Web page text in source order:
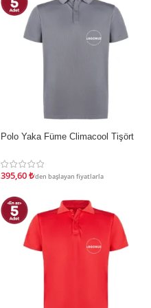
İNDIRIM
Polo Yaka Füme Climacool Tişört
395,60₺'den başlayan fiyatlarla